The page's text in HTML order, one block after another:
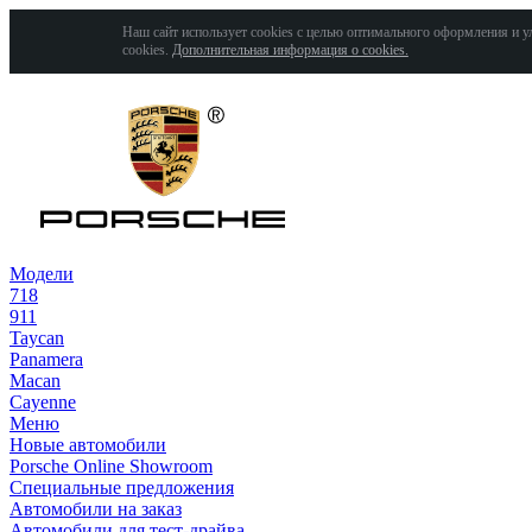
Наш сайт использует cookies с целью оптимального оформления и
cookies. Дополнительная информация о cookies.
Модели
718
911
Taycan
Panamera
Macan
Cayenne
Меню
Новые автомобили
Porsche Online Showroom
Специальные предложения
Автомобили на заказ